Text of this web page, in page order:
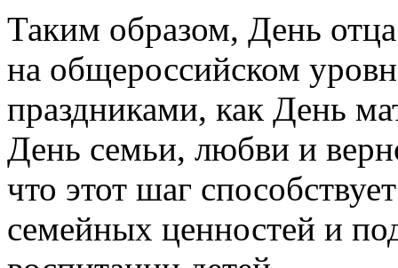
Таким образом, День
на общероссийском
праздниками, как День
День семьи, любви и
что этот шаг
семейных ценностей и